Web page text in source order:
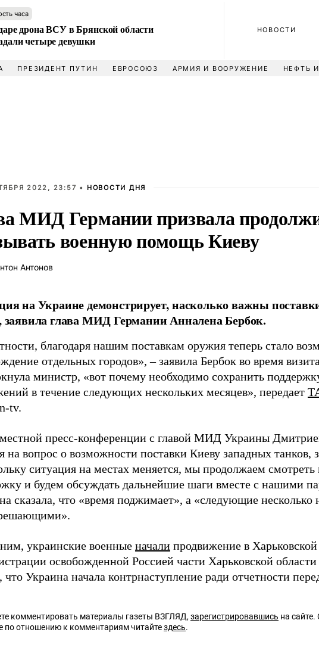
часа
дрона ВСУ в Брянской области
четыре девушки
НОВОСТИ
ПРЕЗИДЕНТ ПУТИН ЕВРОСОЮЗ АРМИЯ И ВООРУЖЕНИЕ НЕФТЬ
2022, 23:57 • НОВОСТИ ДНЯ
МИД Германии призвала
военную помощь Киеву
Антонов
на Украине демонстрирует, насколько важны
заявила глава МИД Германии Анналена Бербок.
благодаря нашим поставкам оружия теперь стало
отдельных городов», – заявила Бербок во время
министр, «вот почему необходимо сохранить
в течение следующих нескольких месяцев», передает
tv.
пресс-конференции с главой МИД Украины
на вопрос о возможности поставки Киеву западных танков,
ситуация на местах меняется, мы продолжаем
и будем обсуждать дальнейшие шаги вместе с нашими
сказала, что «время поджимает», а «следующие несколько
украинские военные начали продвижение в Харьковской
освобожденной Россией части Харьковской
, что Украина начала контрнаступление ради отчетности
комментировать материалы газеты ВЗГЛЯД, зарегистрировавшись на
по отношению к комментариям читайтездесь.